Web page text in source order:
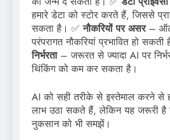
हमारे डेटा को स्टोर करते हैं, जिससे
सकता है। ✅नौकरियों पर असर–
परंपरागत नौकरियां प्रभावित हो सकती
निर्भरता– जरूरत से ज्यादा AI पर
थिंकिंग को कम कर सकता है।
AI को सही तरीके से इस्तेमाल करने से
लाभ उठा सकते हैं, लेकिन यह जरूरी
नुकसान को भी समझें।